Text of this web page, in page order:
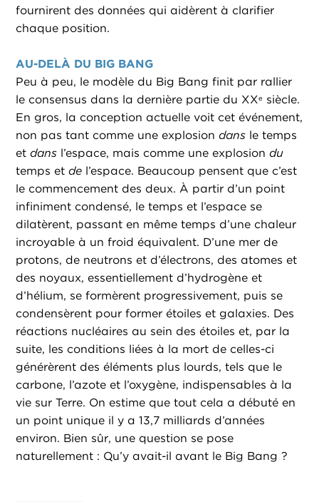
fournirent des données qui aidèrent à clarifier
chaque position.
AU-DELÀ DU BIG BANG
Peu à peu, le modèle du Big Bang finit par rallier
le consensus dans la dernière partie du XXe siècle.
En gros, la conception actuelle voit cet événement,
non pas tant comme une explosiondans le temps
etdans l’espace, mais comme une explosiondu
temps etde l’espace. Beaucoup pensent que c’est
le commencement des deux. À partir d’un point
infiniment condensé, le temps et l’espace se
dilatèrent, passant en même temps d’une chaleur
incroyable à un froid équivalent. D’une mer de
protons, de neutrons et d’électrons, des atomes et
des noyaux, essentiellement d’hydrogène et
d’hélium, se formèrent progressivement, puis se
condensèrent pour former étoiles et galaxies. Des
réactions nucléaires au sein des étoiles et, par la
suite, les conditions liées à la mort de celles-ci
générèrent des éléments plus lourds, tels que le
carbone, l’azote et l’oxygène, indispensables à la
vie sur Terre. On estime que tout cela a débuté en
un point unique il y a 13,7 milliards d’années
environ. Bien sûr, une question se pose
naturellement : Qu’y avait-il avant le Big Bang ?